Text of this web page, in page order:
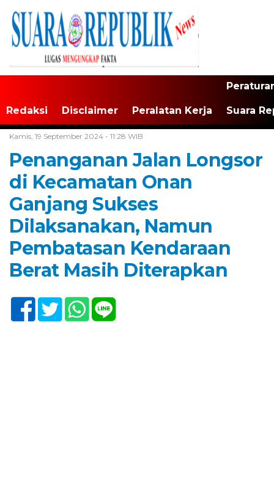
Redaksi Disclaimer Peralatan Kerja Suara
Kamis, 19 September 2024 - 11:28 WIB
Penanganan Jalan Longsor
di Kecamatan Onan
Ganjang Sukses
Dilaksanakan, Namun
Pembatasan Kendaraan
Berat Masih Diterapkan